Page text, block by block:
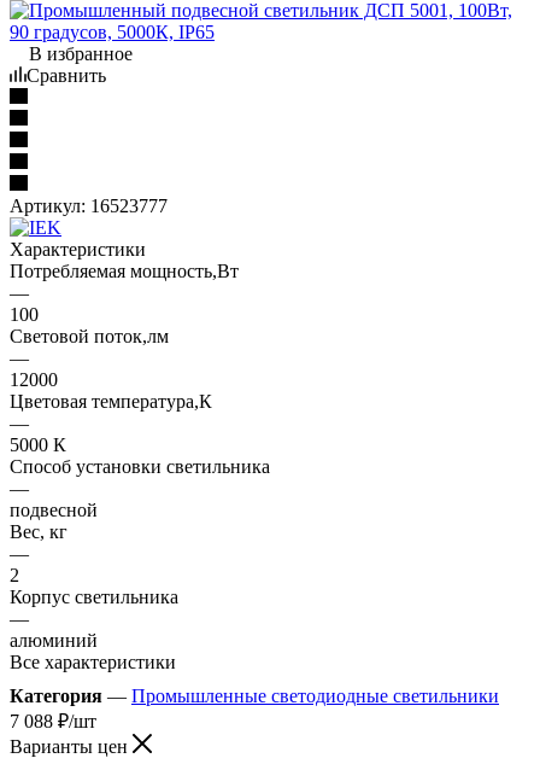
В избранное
Сравнить
Артикул: 16523777
Характеристики
Потребляемая мощность,Вт
—
100
Световой поток,лм
—
12000
Цветовая температура,К
—
5000 К
Способ установки светильника
—
подвесной
Вес, кг
—
2
Корпус светильника
—
алюминий
Все характеристики
Категория — Промышленные светодиодные светильники
7 088 ₽/шт
Варианты цен